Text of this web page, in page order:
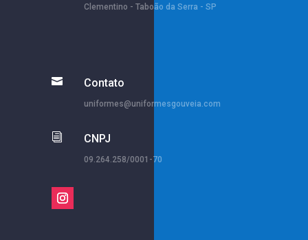
Clementino - Taboão da Serra - SP
 Contato
uniformes@uniformesgouveia.com
i CNPJ
09.264.258/0001-70